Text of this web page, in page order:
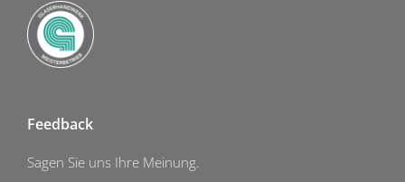
Feedback
Sagen Sie uns Ihre Meinung.